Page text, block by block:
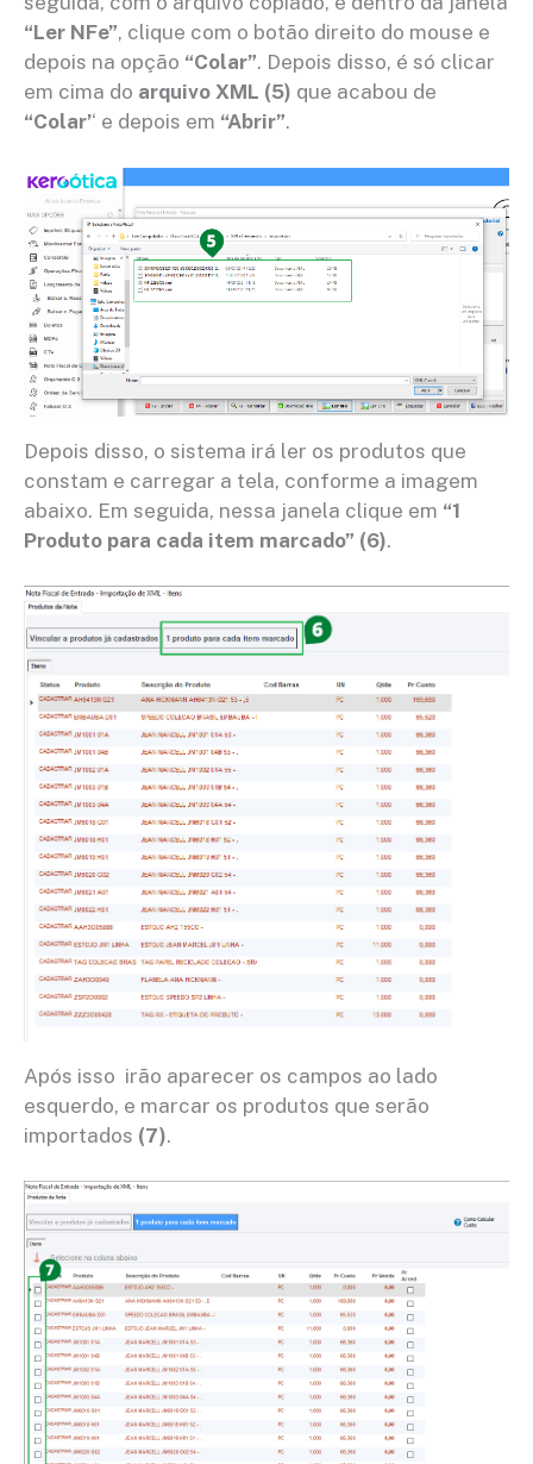
“Ler NFe”, clique com o botão direito do mouse e
depois na opção “Colar”. Depois disso, é só clicar
em cima do arquivo XML (5) que acabou de
“Colar’‘ e depois em “Abrir”.
Depois disso, o sistema irá ler os produtos que
constam e carregar a tela, conforme a imagem
abaixo. Em seguida, nessa janela clique em “1
Produto para cada item marcado” (6).
Após isso irão aparecer os campos ao lado
esquerdo, e marcar os produtos que serão
importados (7).